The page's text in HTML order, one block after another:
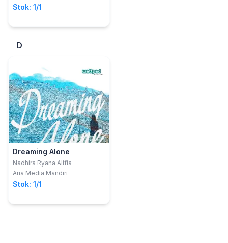
Stok: 1/1
D
Dreaming Alone
Nadhira Ryana Alifia
Aria Media Mandiri
Stok: 1/1